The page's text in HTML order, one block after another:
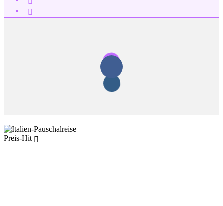
Preis-Hit